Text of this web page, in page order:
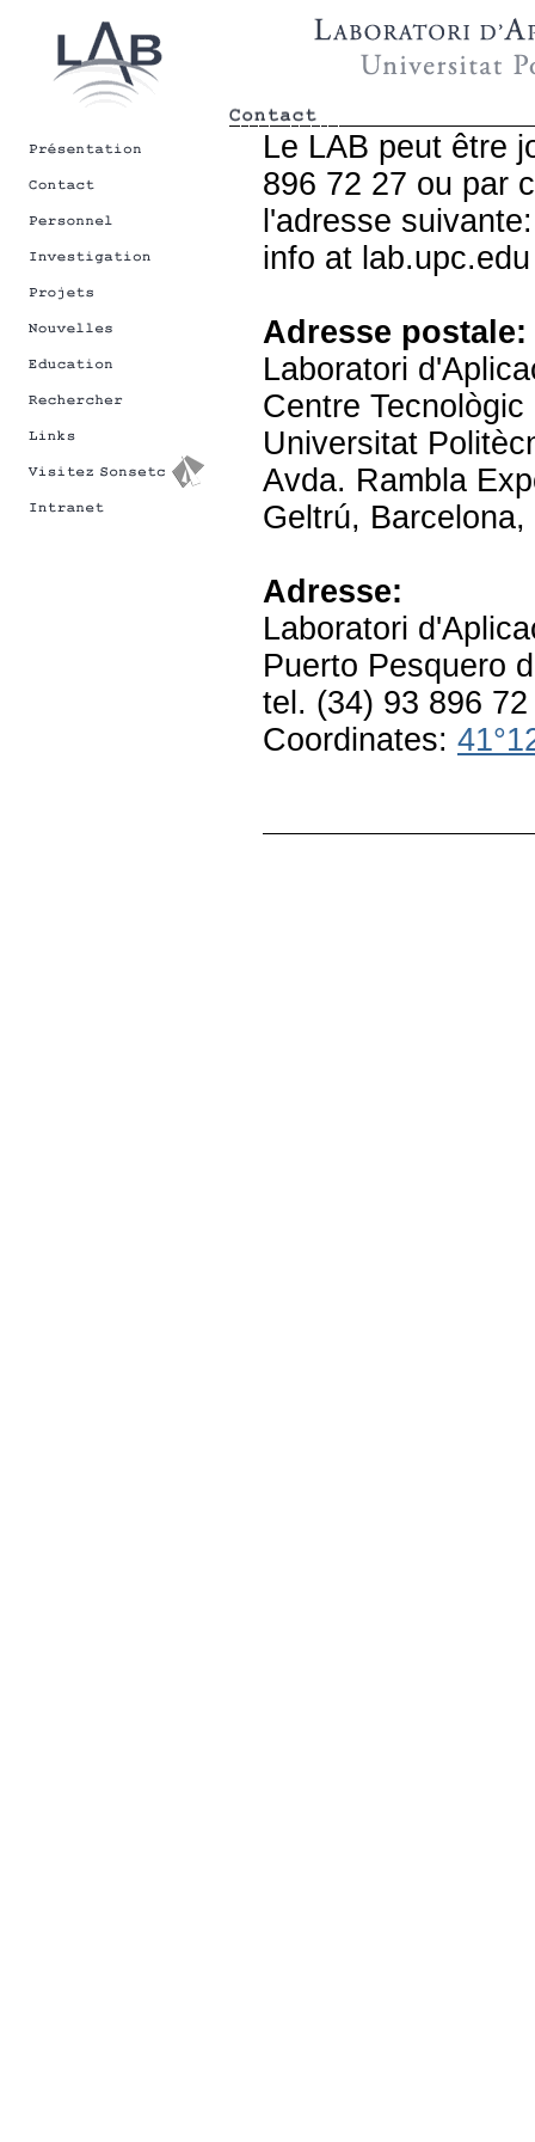
Le LAB peut être
896 72 27 ou par
l'adresse suivante:
info at lab.upc.edu
Adresse postale:
Laboratori
Centre
Universitat
Avda. Rambla
Geltrú,
Adresse:
Laboratori
Puerto Pesquero
tel. (34) 93 896
Coordinates: